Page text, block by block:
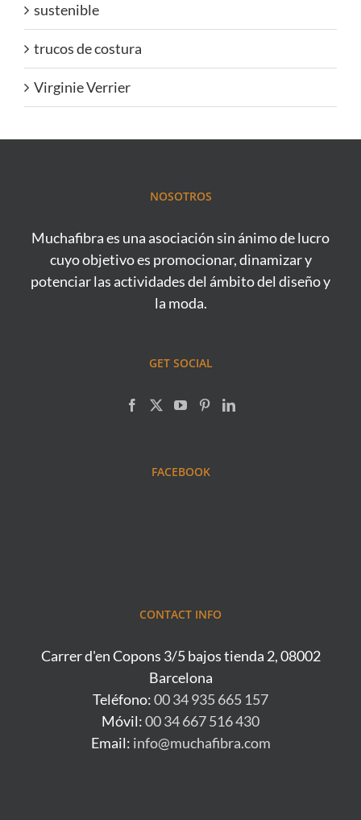
sustenible
trucos de costura
Virginie Verrier
NOSOTROS
Muchafibra es una asociación sin ánimo de lucro
cuyo objetivo es promocionar, dinamizar y
potenciar las actividades del ámbito del diseño y
la moda.
GET SOCIAL
FACEBOOK
CONTACT INFO
Carrer d'en Copons 3/5 bajos tienda 2, 08002
Barcelona
Teléfono:00 34 935 665 157
Móvil:00 34 667 516 430
Email: info@muchafibra.com